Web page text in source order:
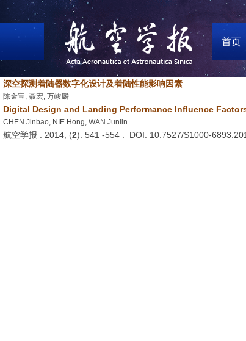
首页
深空探测着陆器数字化设计及着陆性能影响因素
陈金宝, 聂宏, 万峻麟
Digital Design and Landing Performance Influence
CHEN Jinbao, NIE Hong, WAN Junlin
航空学报 . 2014, (2): 541 -554 . DOI: 10.7527/S1000-